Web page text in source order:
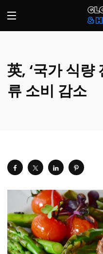
英, ‘국가 식량
류 소비 감소